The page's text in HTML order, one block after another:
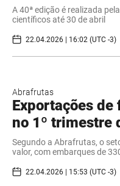
A 40ª edição é realizada
científicos até 30 de abril
22.04.2026 | 16:02 (UTC -3)
Abrafrutas
Exportações de
no 1º trimestre
Segundo a Abrafrutas, o
valor, com embarques de
22.04.2026 | 15:53 (UTC -3)